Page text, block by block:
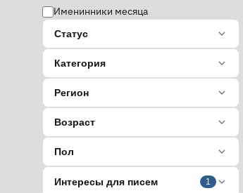
Именинники месяца
Статус
Категория
Регион
Возраст
Пол
Интересы для писем 1